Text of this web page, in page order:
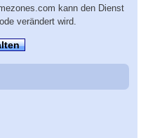
kann den Dienst
verändert wird.